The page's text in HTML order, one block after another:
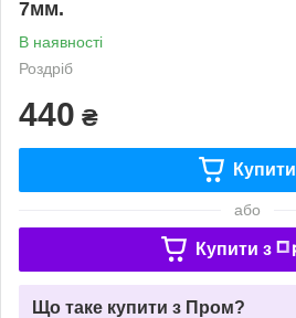
7мм.
В наявності
Роздріб
440 ₴
Купити
або
Купити з
Що таке купити з Пром?